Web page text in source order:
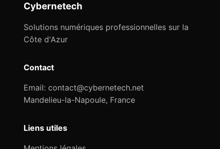
Cybernetech
Solutions numériques professionnelles sur la
Côte d'Azur
Contact
Email: contact@cybernetech.net
Mandelieu-la-Napoule, France
Liens utiles